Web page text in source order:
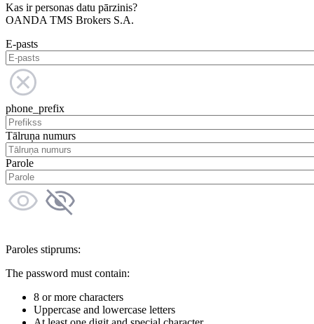
Kas ir personas datu pārzinis?
OANDA TMS Brokers S.A.
E-pasts
phone_prefix
Tālruņa numurs
Parole
Paroles stiprums:
The password must contain:
8 or more characters
Uppercase and lowercase letters